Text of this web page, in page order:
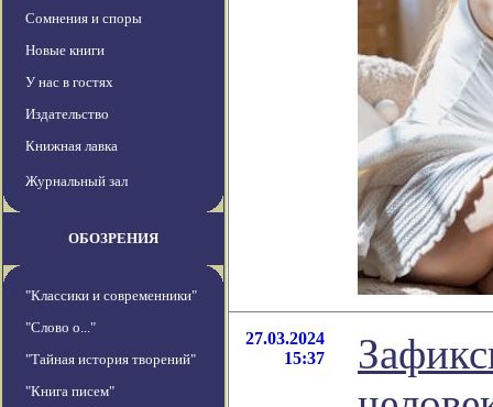
Сомнения и споры
Новые книги
У нас в гостях
Издательство
Книжная лавка
Журнальный зал
ОБОЗРЕНИЯ
"Классики и современники"
"Слово о..."
"Тайная история творений"
"Книга писем"
27.03.2024
15:37